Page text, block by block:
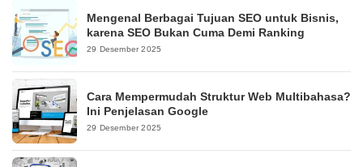
Mengenal Berbagai Tujuan SEO untuk Bisnis,
karena SEO Bukan Cuma Demi Ranking
29 Desember 2025
Cara Mempermudah Struktur Web Multibahasa?
Ini Penjelasan Google
29 Desember 2025